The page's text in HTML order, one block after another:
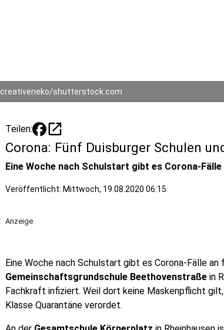
creativeneko/shutterstock.com
Teilen: open_in_new
Corona: Fünf Duisburger Schulen
Eine Woche nach Schulstart gibt es Corona-
Veröffentlicht: Mittwoch, 19.08.2020 06:15
Anzeige
Eine Woche nach Schulstart gibt es Corona-Fälle an
Gemeinschaftsgrundschule Beethovenstraße in
Fachkraft infiziert. Weil dort keine Maskenpflicht
Klasse Quarantäne verordet.